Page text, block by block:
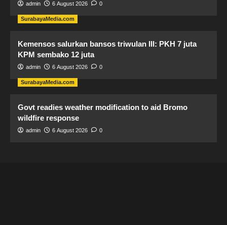
admin 6 August 2026 0
SurabayaMedia.com
Kemensos salurkan bansos triwulan III: PKH 7 juta
KPM sembako 12 juta
admin 6 August 2026 0
SurabayaMedia.com
Govt readies weather modification to aid Bromo
wildfire response
admin 6 August 2026 0